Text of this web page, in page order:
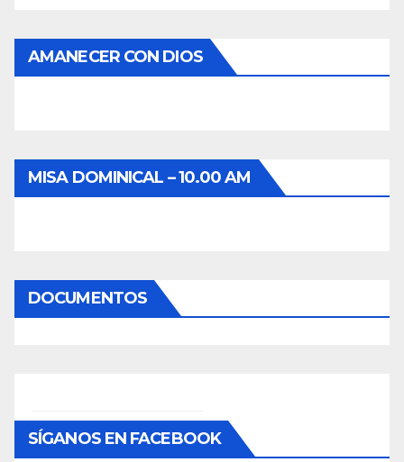
AMANECER CON DIOS
MISA DOMINICAL – 10.00 AM
DOCUMENTOS
SÍGANOS EN FACEBOOK